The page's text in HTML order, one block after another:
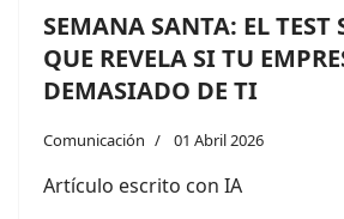
SEMANA SANTA: EL TEST
QUE REVELA SI TU
DEMASIADO DE TI
Comunicación 01 Abril 2026
Artículo escrito con IA